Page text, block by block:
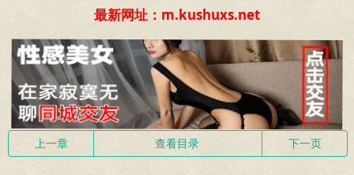
最新网址：m.kushuxs.net
上一章 查看目录 下一页